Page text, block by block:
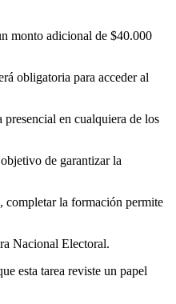
monto adicional de $40.000
obligatoria para acceder al
presencial en cualquiera de los
de garantizar la
completar la formación permite
Nacional Electoral.
esta tarea reviste un papel